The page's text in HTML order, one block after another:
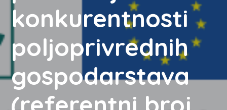
konkurentnosti
poljoprivrednih
gospodarstava